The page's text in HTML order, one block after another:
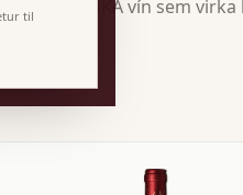
sýnir AMKA vín sem
til